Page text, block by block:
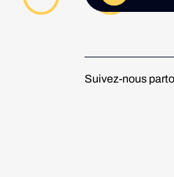
Suivez-nous